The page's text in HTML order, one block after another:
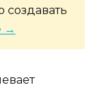
создавать
→